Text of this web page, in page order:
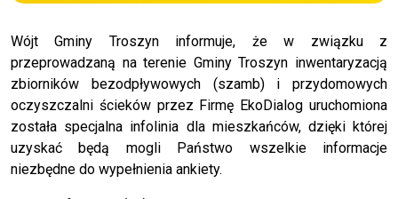
Wójt Gminy Troszyn informuje, że w związku z
przeprowadzaną na terenie Gminy Troszyn inwentaryzacją
zbiorników bezodpływowych (szamb) i przydomowych
oczyszczalni ścieków przez Firmę EkoDialog uruchomiona
została specjalna infolinia dla mieszkańców, dzięki której
uzyskać będą mogli Państwo wszelkie informacje
niezbędne do wypełnienia ankiety.